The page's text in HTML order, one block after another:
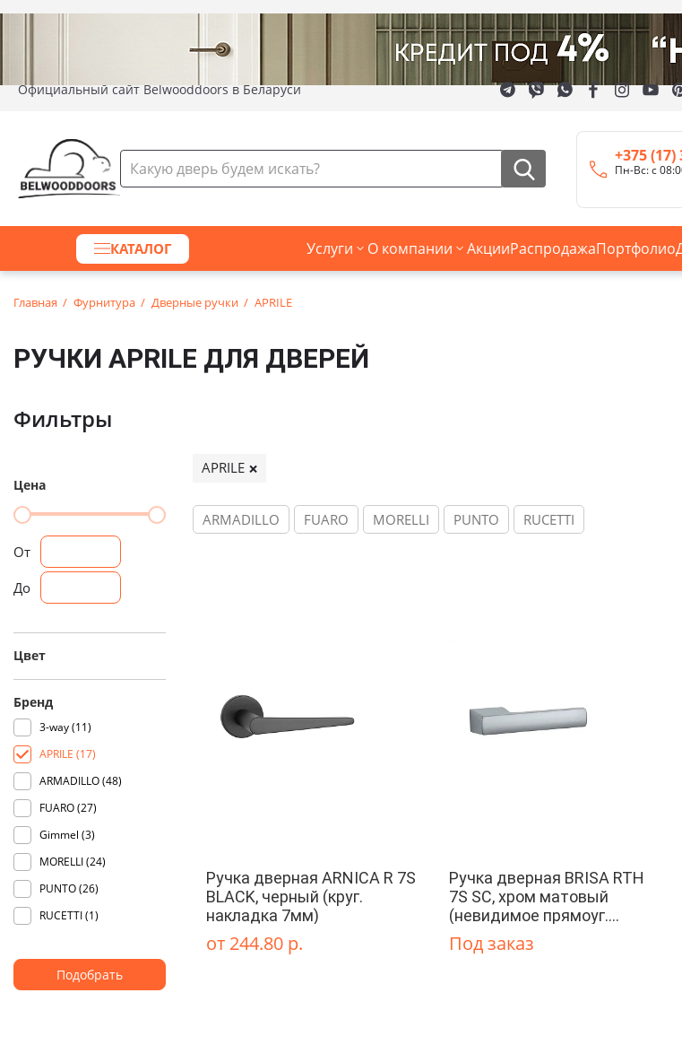
Официальный сайт Belwooddoors в Беларуси
+375 (17)
Пн-Вс: с
КАТАЛОГ Услуги О компании АкцииРаспродажаПортфолио
Главная Фурнитура Дверные ручки APRILE
РУЧКИ APRILE ДЛЯ ДВЕРЕЙ
Фильтры
Цена
От
До
Цвет
Бренд
3-way (11)
APRILE (17)
ARMADILLO (48)
FUARO (27)
Gimmel (3)
MORELLI (24)
PUNTO (26)
RUCETTI (1)
Подобрать
APRILE
ARMADILLO FUARO MORELLI PUNTO RUCETTI
Ручка дверная ARNICA R 7S
BLACK, черный (круг.
накладка 7мм)
от 244.80 р.
Ручка дверная BRISA RTH
7S SC, хром матовый
(невидимое прямоуг.
основание 7 мм)
Под заказ